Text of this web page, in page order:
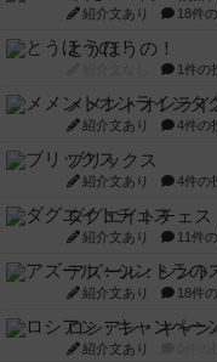
紹介文あり 18件
とうほうの！
1件の
メメントオンライ
紹介文あり 4件の
ブリックス
紹介文あり 4件の
ダグエイトチェス
紹介文あり 11件
アズール：シント
紹介文あり 18件
ロシアン・キャン
紹介文あり